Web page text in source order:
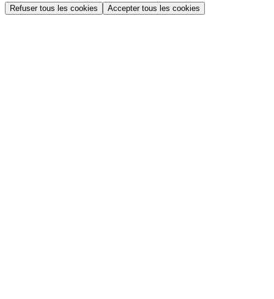
Refuser tous les cookies Accepter tous les cookies